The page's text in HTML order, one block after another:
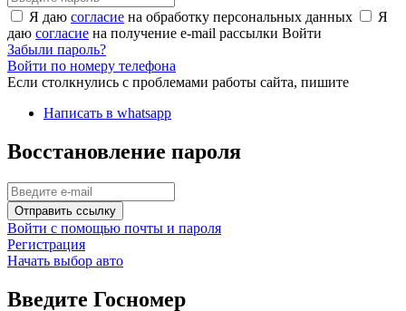
Я даю согласие на обработку персональных данных
Я
даю согласие на получение e-mail рассылки Войти
Забыли пароль?
Войти по номеру телефона
Если столкнулись с проблемами работы сайта, пишите
Написать в whatsapp
Восстановление пароля
Отправить ссылку
Войти с помощью почты и пароля
Регистрация
Начать выбор авто
Введите Госномер